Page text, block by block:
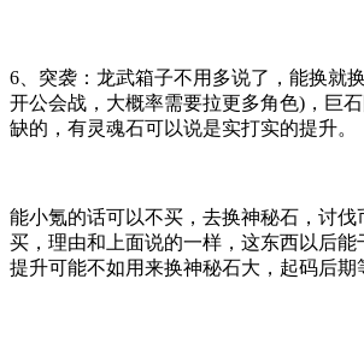
6、 突袭：龙武箱子不用多说了，能换就
开公会战，大概率需要拉更多角色)，巨
缺的，有灵魂石可以说是实打实的提升。
能小氪的话可以不买，去换神秘石，讨
买，理由和上面说的一样，这东西以后
提升可能不如用来换神秘石大，起码后期